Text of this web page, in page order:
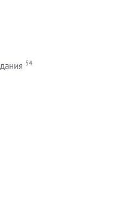
54